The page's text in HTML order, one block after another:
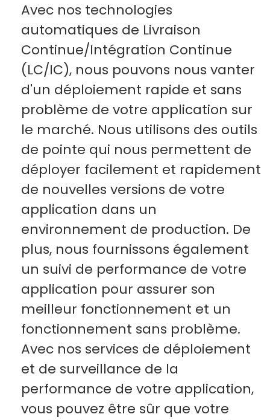
Avec nos technologies
automatiques de Livraison
Continue/Intégration Continue
(LC/IC), nous pouvons nous vanter
d'un déploiement rapide et sans
problème de votre application sur
le marché. Nous utilisons des outils
de pointe qui nous permettent de
déployer facilement et rapidement
de nouvelles versions de votre
application dans un
environnement de production. De
plus, nous fournissons également
un suivi de performance de votre
application pour assurer son
meilleur fonctionnement et un
fonctionnement sans problème.
Avec nos services de déploiement
et de surveillance de la
performance de votre application,
vous pouvez être sûr que votre